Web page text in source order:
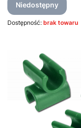
Niedostępny
Dostępność: brak towaru